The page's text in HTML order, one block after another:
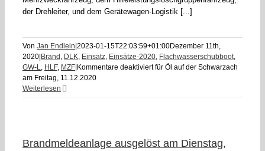
der Drehleiter, und dem Gerätewagen-Logistik [...]
Von Jan Endlein 2023-01-15T22:03:59+01:00Dezember 11th,
2020 Brand , DLK, Einsatz, Einsätze-2020, Flachwasserschubboot,
GW-L, HLF, MZF Kommentare deaktiviertfür Öl auf der Schwarzach
am Freitag, 11.12.2020
Weiterlesen
Brandmeldeanlage ausgelöst am Dienstag,